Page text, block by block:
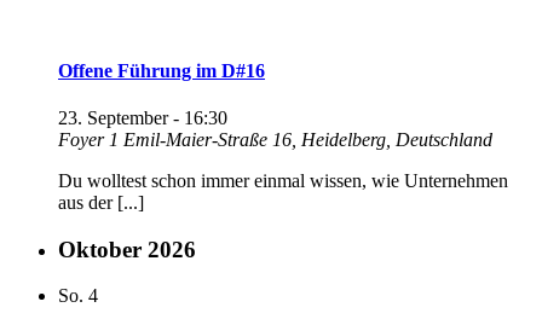
Offene Führung im D#16
23. September - 16:30
Foyer 1 Emil-Maier-Straße 16, Heidelberg, Deutschland
Du wolltest schon immer einmal wissen, wie Unternehmen
aus der [...]
Oktober 2026
So. 4